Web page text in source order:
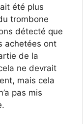
été plus
trombone
détecté que
achetées ont
de la
ne devrait
mais cela
pas mis